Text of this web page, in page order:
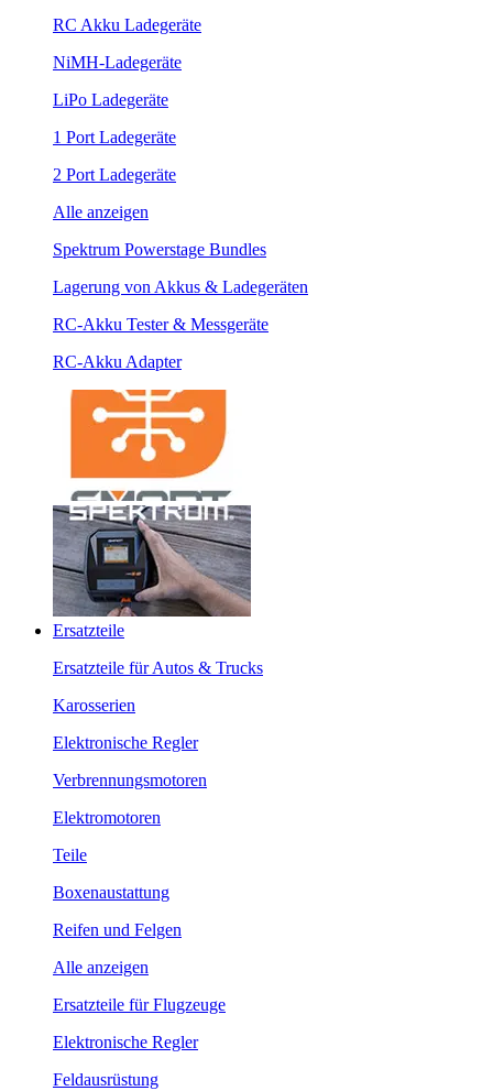
RC Akku Ladegeräte
NiMH-Ladegeräte
LiPo Ladegeräte
1 Port Ladegeräte
2 Port Ladegeräte
Alle anzeigen
Spektrum Powerstage Bundles
Lagerung von Akkus & Ladegeräten
RC-Akku Tester & Messgeräte
RC-Akku Adapter
Ersatzteile
Ersatzteile für Autos & Trucks
Karosserien
Elektronische Regler
Verbrennungsmotoren
Elektromotoren
Teile
Boxenaustattung
Reifen und Felgen
Alle anzeigen
Ersatzteile für Flugzeuge
Elektronische Regler
Feldausrüstung